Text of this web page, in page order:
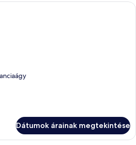
Egy szállodai szoba, amelyben egy
Dátumok árainak megtekintése